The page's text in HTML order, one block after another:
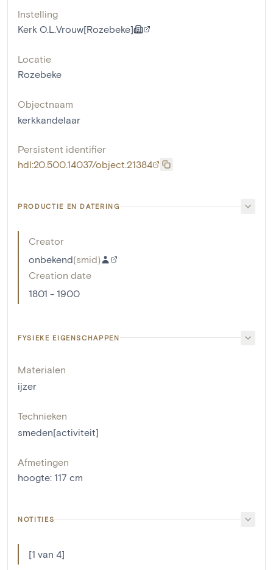
Instelling
Kerk O.L.Vrouw[Rozebeke]
Locatie
Rozebeke
Objectnaam
kerkkandelaar
Persistent identifier
hdl:20.500.14037/object.21384
PRODUCTIE EN DATERING
Creator
onbekend(smid)
Creation date
1801 - 1900
FYSIEKE EIGENSCHAPPEN
Materialen
ijzer
Technieken
smeden[activiteit]
Afmetingen
hoogte: 117 cm
NOTITIES
[1 van 4]